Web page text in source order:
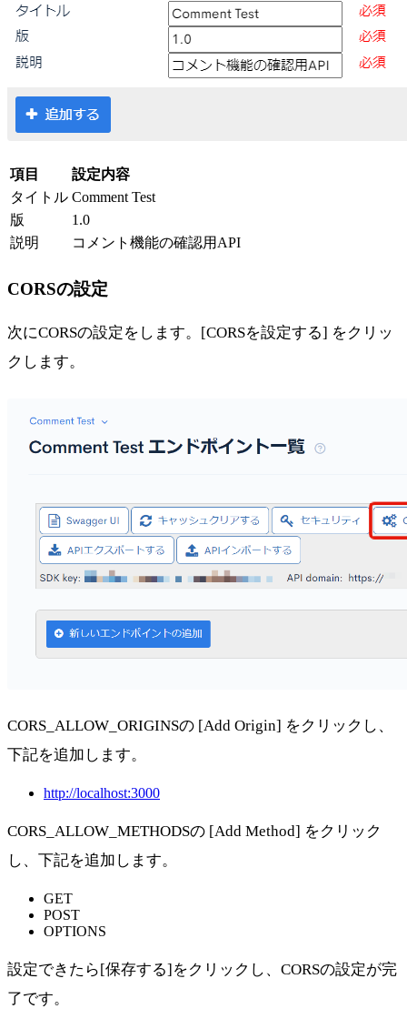
項目
設定内容
タイトル Comment Test
版
1.0
説明
コメント機能の確認用API
CORSの設定
次にCORSの設定をします。[CORSを設定する] をクリッ
クします。
CORS_ALLOW_ORIGINSの [Add Origin] をクリックし、
下記を追加します。
http://localhost:3000
CORS_ALLOW_METHODSの [Add Method] をクリック
し、下記を追加します。
GET
POST
OPTIONS
設定できたら[保存する]をクリックし、CORSの設定が完
了です。